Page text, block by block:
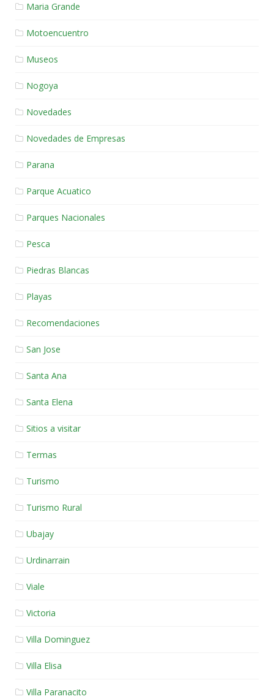
Maria Grande
Motoencuentro
Museos
Nogoya
Novedades
Novedades de Empresas
Parana
Parque Acuatico
Parques Nacionales
Pesca
Piedras Blancas
Playas
Recomendaciones
San Jose
Santa Ana
Santa Elena
Sitios a visitar
Termas
Turismo
Turismo Rural
Ubajay
Urdinarrain
Viale
Victoria
Villa Dominguez
Villa Elisa
Villa Paranacito